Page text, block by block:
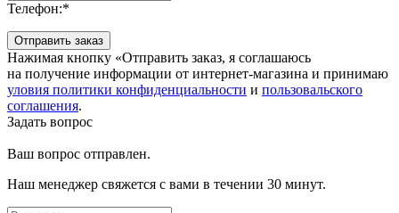
Телефон:*
Отправить заказ
Нажимая кнопку «Отправить заказ, я соглашаюсь
на получение информации от интернет-магазина и принимаю
уловия политики конфиденциальности и пользовальского
соглашения.
Задать вопрос
Ваш вопрос отправлен.
Наш менеджер свяжется с вами в течении 30 минут.